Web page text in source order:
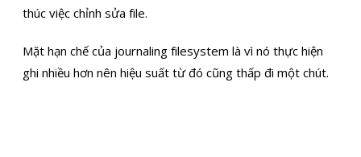
thúc việc chỉnh sửa file.
Mặt hạn chế của journaling filesystem là vì nó thực hiện
ghi nhiều hơn nên hiệu suất từ đó cũng thấp đi một chút.